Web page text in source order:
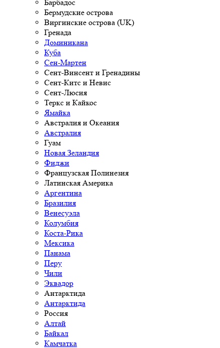
Барбадос
Бермудские острова
Виргинские острова (UK)
Гренада
Доминикана
Куба
Сен-Мартен
Сент-Винсент и Гренадины
Сент-Китс и Невис
Сент-Люсия
Теркс и Кайкос
Ямайка
Австралия и Океания
Австралия
Гуам
Новая Зеландия
Фиджи
Французская Полинезия
Латинская Америка
Аргентина
Бразилия
Венесуэла
Колумбия
Коста-Рика
Мексика
Панама
Перу
Чили
Эквадор
Антарктида
Антарктида
Россия
Алтай
Байкал
Камчатка